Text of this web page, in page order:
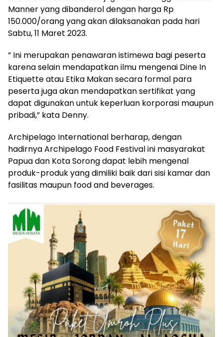
Manner yang dibanderol dengan harga Rp
150.000/orang yang akan dilaksanakan pada hari
Sabtu, 11 Maret 2023.
” Ini merupakan penawaran istimewa bagi peserta
karena selain mendapatkan ilmu mengenai Dine In
Etiquette atau Etika Makan secara formal para
peserta juga akan mendapatkan sertifikat yang
dapat digunakan untuk keperluan korporasi maupun
pribadi,” kata Denny.
Archipelago International berharap, dengan
hadirnya Archipelago Food Festival ini masyarakat
Papua dan Kota Sorong dapat lebih mengenal
produk-produk yang dimiliki baik dari sisi kamar dan
fasilitas maupun food and beverages.